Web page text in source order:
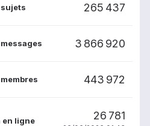
265 437
3 866 920
443 972
en ligne 26 781